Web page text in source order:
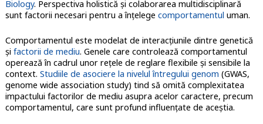
Biology. Perspectiva holistică şi colaborarea multidisciplinară
sunt factorii necesari pentru a înţelege comportamentul uman.
Comportamentul este modelat de interacţiunile dintre genetică
şi factorii de mediu. Genele care controlează comportamentul
operează în cadrul unor rețele de reglare flexibile și sensibile la
context. Studiile de asociere la nivelul întregului genom (GWAS,
genome wide association study) tind să omită complexitatea
impactului factorilor de mediu asupra acelor caractere, precum
comportamentul, care sunt profund influenţate de aceştia.